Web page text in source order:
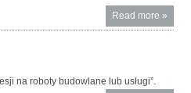
Read more About
do
»
na roboty budowlane lub usługi”.